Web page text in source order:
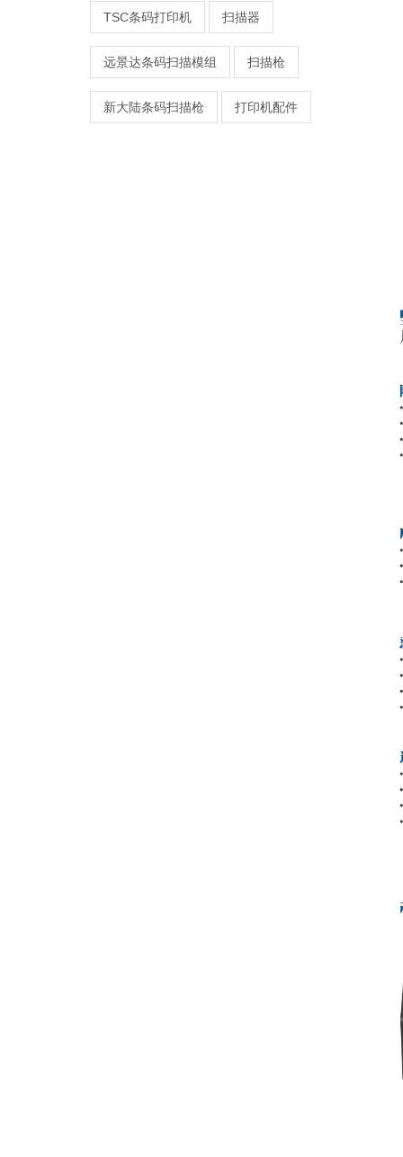
TSC条码打印机 扫描器
远景达条码扫描模组 扫描枪
新大陆条码扫描枪 打印机配件